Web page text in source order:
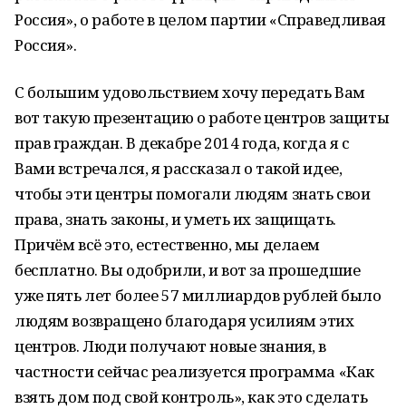
Россия», о работе в целом партии «Справедливая
Россия».
С большим удовольствием хочу передать Вам
вот такую презентацию о работе центров защиты
прав граждан. В декабре 2014 года, когда я с
Вами встречался, я рассказал о такой идее,
чтобы эти центры помогали людям знать свои
права, знать законы, и уметь их защищать.
Причём всё это, естественно, мы делаем
бесплатно. Вы одобрили, и вот за прошедшие
уже пять лет более 57 миллиардов рублей было
людям возвращено благодаря усилиям этих
центров. Люди получают новые знания, в
частности сейчас реализуется программа «Как
взять дом под свой контроль», как это сделать